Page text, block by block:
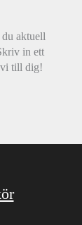
du aktuell
in ett
vi till dig!